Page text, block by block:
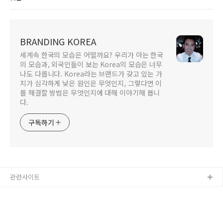
BRANDING KOREA
세계속 한국의 모습은 어떨까요? 우리가 아는 한국
의 모습과, 외국인들이 보는 Korea의 모습은 너무
나도 다릅니다. Korea라는 브랜드가 갖고 있는 가
치가 심각하게 낮은 원인은 무엇인지, 그렇다면 이
를 해결할 방법은 무엇인지에 대해 이야기해 봅니
다.
구독하기
관련사이트